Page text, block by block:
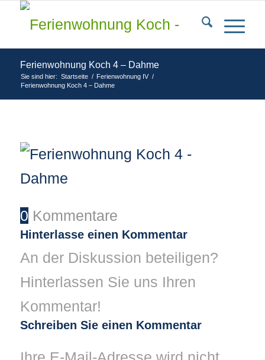
Ferienwohnung Koch 4 – Dahme
Sie sind hier: Startseite / Ferienwohnung IV /
Ferienwohnung Koch 4 – Dahme
0 Kommentare
Hinterlasse einen Kommentar
An der Diskussion beteiligen?
Hinterlassen Sie uns Ihren
Kommentar!
Schreiben Sie einen Kommentar